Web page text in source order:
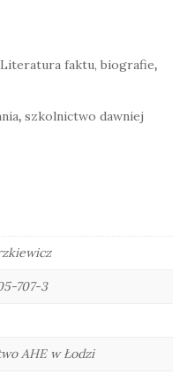
Literatura faktu, biografie,
, szkolnictwo dawniej
707-3
AHE w Łodzi